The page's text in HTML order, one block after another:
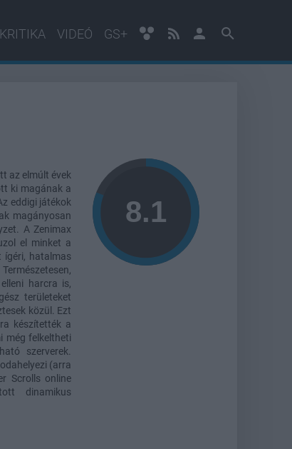
KRITIKA VIDEÓ GS+
az elmúlt évek
ki magának a
eddigi játékok
magányosan
A Zenimax
el minket a
ígéri, hatalmas
harcra is,
területeket
közül. Ezt
készítették a
még felkeltheti
szerverek.
(arra
Scrolls online
dinamikus